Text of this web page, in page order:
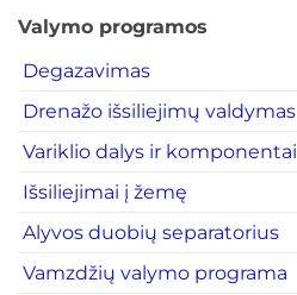
Valymo programos
Degazavimas
Drenažo išsiliejimų valdymas
Variklio dalys ir komponentai
Išsiliejimai į žemę
Alyvos duobių separatorius
Vamzdžių valymo programa